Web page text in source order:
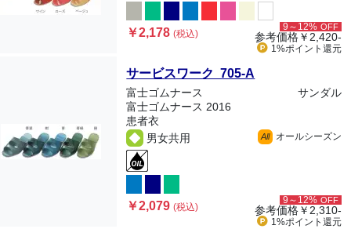
￥2,178(税込)
9～12% OFF
参考価格￥2,420-
1%ポイント 還元
サービスワーク 705-A
富士ゴムナース
サンダル
富士ゴムナース 2016
患者衣
男女共用
All オールシーズン
￥2,079(税込)
9～12% OFF
参考価格￥2,310-
1%ポイント 還元